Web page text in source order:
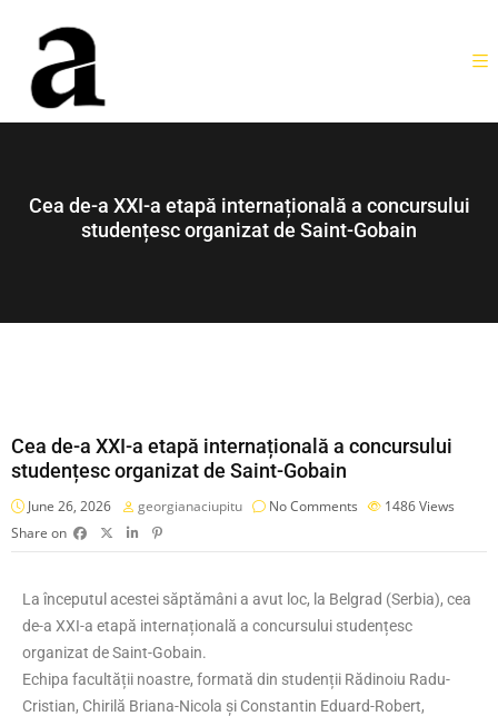
Cea de-a XXI-a etapă internațională a concursului
studențesc organizat de Saint-Gobain
Cea de-a XXI-a etapă internațională a concursului
studențesc organizat de Saint-Gobain
June 26, 2026 georgianaciupitu No Comments 1486Views
Share on
La începutul acestei săptămâni a avut loc, la Belgrad (Serbia), cea
de-a XXI-a etapă internațională a concursului studențesc
organizat de Saint-Gobain.
Echipa facultății noastre, formată din studenții Rădinoiu Radu-
Cristian, Chirilă Briana-Nicola și Constantin Eduard-Robert,